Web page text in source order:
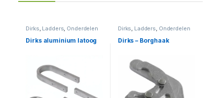
Dirks, Ladders, Onderdelen
Dirks aluminium latoog
Dirks, Ladders, Onderdelen
Dirks – Borghaak